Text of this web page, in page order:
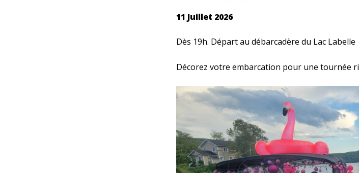
11 Juillet 2026
Dès 19h. Départ au débarcadère du Lac Labelle
Décorez votre embarcation pour une tournée